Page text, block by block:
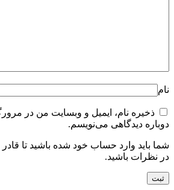
نام
ذخیره نام، ایمیل و وبسایت من در
دوباره دیدگاهی می‌نویسم.
شما باید وارد حساب خود شده باشید تا
در نظرات باشید.